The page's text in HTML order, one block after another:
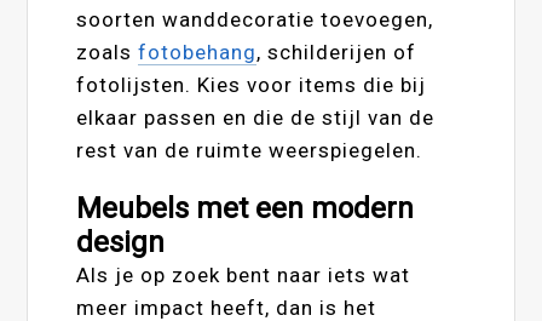
soorten wanddecoratie toevoegen,
zoalsfotobehang, schilderijen of
fotolijsten. Kies voor items die bij
elkaar passen en die de stijl van de
rest van de ruimte weerspiegelen.
Meubels met een modern
design
Als je op zoek bent naar iets wat
meer impact heeft, dan is het